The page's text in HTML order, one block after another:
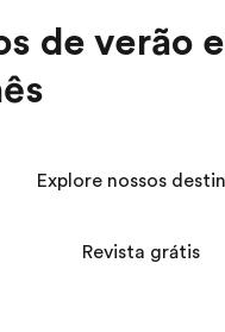
de verão
Explore nossos
Revista grátis